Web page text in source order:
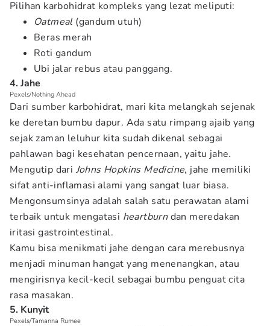
Pilihan karbohidrat kompleks yang lezat meliputi:
Oatmeal(gandum utuh)
Beras merah
Roti gandum
Ubi jalar rebus atau panggang.
4. Jahe
Pexels/Nothing Ahead
Dari sumber karbohidrat, mari kita melangkah sejenak
ke deretan bumbu dapur. Ada satu rimpang ajaib yang
sejak zaman leluhur kita sudah dikenal sebagai
pahlawan bagi kesehatan pencernaan, yaitu jahe.
Mengutip dari Johns Hopkins Medicine, jahe memiliki
sifat anti-inflamasi alami yang sangat luar biasa.
Mengonsumsinya adalah salah satu perawatan alami
terbaik untuk mengatasi heartburndan meredakan
iritasi gastrointestinal.
Kamu bisa menikmati jahe dengan cara merebusnya
menjadi minuman hangat yang menenangkan, atau
mengirisnya kecil-kecil sebagai bumbu penguat cita
rasa masakan.
5. Kunyit
Pexels/Tamanna Rumee